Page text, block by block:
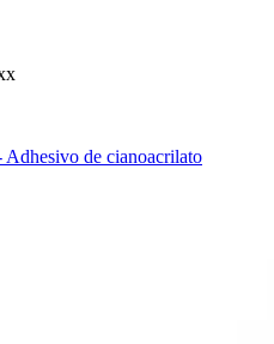
de cianoacrilato